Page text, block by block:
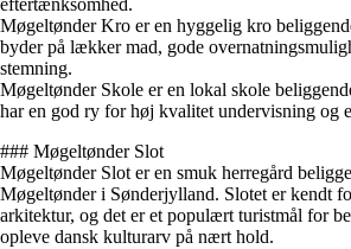
Møgeltønder Kro er en hyggelig kro
byder på lækker mad, gode
stemning.
Møgeltønder Skole er en lokal skole
har en god ry for høj kvalitet undervisning og
### Møgeltønder Slot
Møgeltønder Slot er en smuk herregård
Møgeltønder i Sønderjylland. Slotet er kendt
arkitektur, og det er et populært turistmål for
opleve dansk kulturarv på nært hold.